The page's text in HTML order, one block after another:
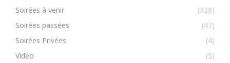
Soirées à venir
(328)
Soirées passées
(47)
Soirées Privées
(4)
Video
(5)